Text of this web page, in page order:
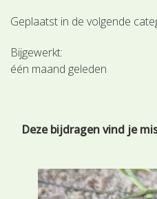
Geplaatst in de volgende
Bijgewerkt:
één maand geleden
Deze bijdragen vind je